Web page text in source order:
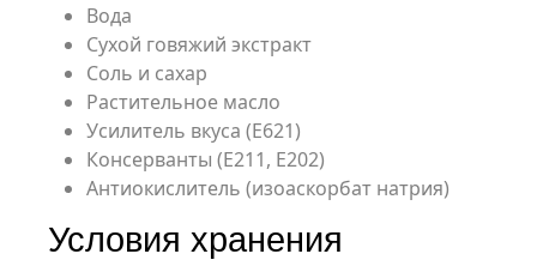
Вода
Сухой говяжий экстракт
Соль и сахар
Растительное масло
Усилитель вкуса (Е621)
Консерванты (Е211, Е202)
Антиокислитель (изоаскорбат натрия)
Условия хранения